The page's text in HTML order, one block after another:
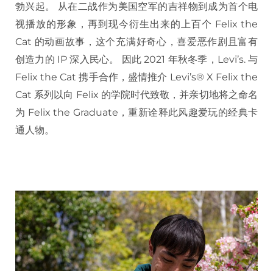
勃兴起。 从在二战作为美国空军的吉祥物到成为首个电
视播放的形象，再到现今衍生出来的上百个 Felix the
Cat 的动画故事，这个充满好奇心，喜爱恶作剧且富有
创造力的 IP 深入民心。 因此 2021 年秋冬季，Levi’s. 与
Felix the Cat 携手合作，盛情推介 Levi’s® X Felix the
Cat 系列以向 Felix 的学院时代致敬，并亲切地将之命名
为 Felix the Graduate，重新诠释此风趣爱玩的经典卡
通人物。